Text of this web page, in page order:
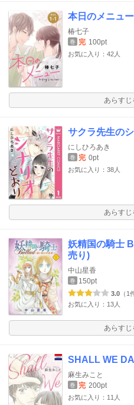
本日のメニュー
椿七子
巻 完 100pt
お気に入り：42人
あらす
サクラ先生の
にしひろあき
巻 完 0pt
お気に入り：38人
あらす
妖精国の騎士
売り)
中山星香
巻 150pt
3.0 （1
お気に入り：13人
あらす
SHALL WE
麻生みこと
巻 完 200pt
お気に入り：11人